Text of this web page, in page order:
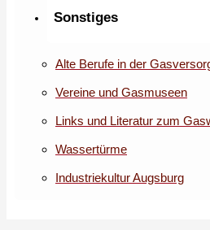
Sonstiges
Alte Berufe in der
Vereine und Gasmuseen
Links und Literatur zum
Wassertürme
Industriekultur Augsburg